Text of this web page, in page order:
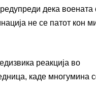
дека воената
не се патот кон
реакција во
каде многумина